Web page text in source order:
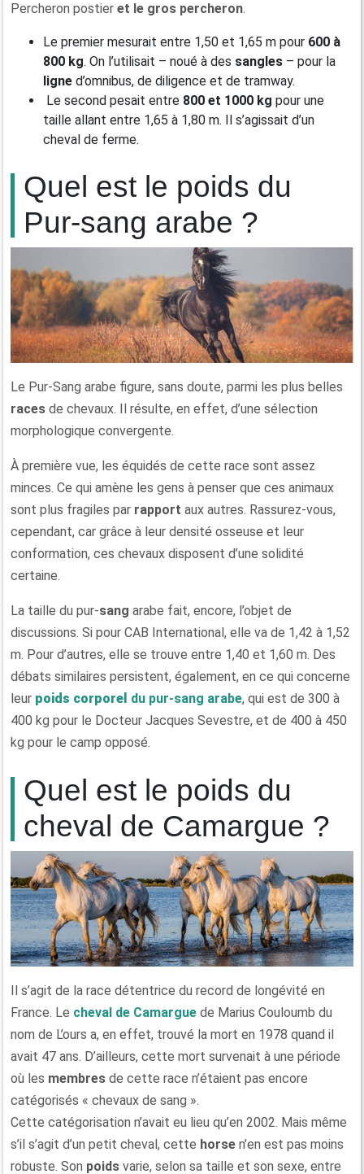
Percheron postier et le gros percheron.
Le premier mesurait entre 1,50 et 1,65 m pour 600 à
800 kg. On l’utilisait – noué à des sangles – pour la
ligne d’omnibus, de diligence et de tramway.
Le second pesait entre 800 et 1000 kg pour une
taille allant entre 1,65 à 1,80 m. Il s’agissait d’un
cheval de ferme.
Quel est le poids du
Pur-sang arabe ?
Le Pur-Sang arabe figure, sans doute, parmi les plus belles
races de chevaux. Il résulte, en effet, d’une sélection
morphologique convergente.
À première vue, les équidés de cette race sont assez
minces. Ce qui amène les gens à penser que ces animaux
sont plus fragiles par rapport aux autres. Rassurez-vous,
cependant, car grâce à leur densité osseuse et leur
conformation, ces chevaux disposent d’une solidité
certaine.
La taille du pur-sang arabe fait, encore, l’objet de
discussions. Si pour CAB International, elle va de 1,42 à 1,52
m. Pour d’autres, elle se trouve entre 1,40 et 1,60 m. Des
débats similaires persistent, également, en ce qui concerne
leur poids corporel du pur-sang arabe, qui est de 300 à
400 kg pour le Docteur Jacques Sevestre, et de 400 à 450
kg pour le camp opposé.
Quel est le poids du
cheval de Camargue ?
Il s’agit de la race détentrice du record de longévité en
France. Le cheval de Camargue de Marius Couloumb du
nom de L’ours a, en effet, trouvé la mort en 1978 quand il
avait 47 ans. D’ailleurs, cette mort survenait à une période
où les membres de cette race n’étaient pas encore
catégorisés « chevaux de sang ».
Cette catégorisation n’avait eu lieu qu’en 2002. Mais même
s’il s’agit d’un petit cheval, cette horse n’en est pas moins
robuste. Son poids varie, selon sa taille et son sexe, entre